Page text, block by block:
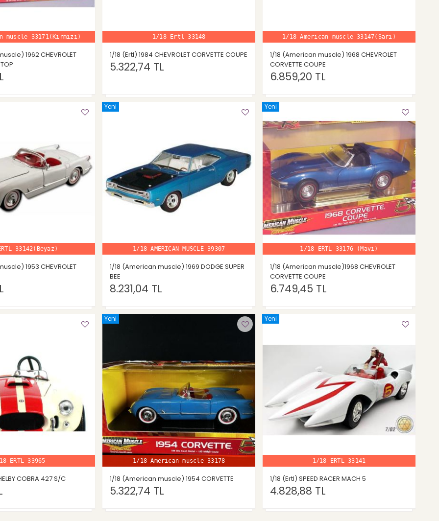
muscle 33171(Kırmızı)
1962 CHEVROLET
1/18 Ertl 33148
1/18 (Ertl) 1984 CHEVROLET CORVETTE COUPE
5.322,74 TL
1/18 American muscle 33147(Sarı)
1/18 (American muscle) 1968 CHEVROLET
CORVETTE COUPE
6.859,20 TL
33142(Beyaz)
1953 CHEVROLET
1/18 AMERICAN MUSCLE 39307
1/18 (American muscle) 1969 DODGE SUPER
BEE
8.231,04 TL
Yeni
1/18 ERTL 33176 (Mavi)
1/18 (American muscle)1968 CHEVROLET
CORVETTE COUPE
6.749,45 TL
Yeni
ERTL 33965
COBRA 427 S/C
1/18 American muscle 33178
1/18 (American muscle) 1954 CORVETTE
5.322,74 TL
Yeni
1/18 ERTL 33141
1/18 (Ertl) SPEED RACER MACH 5
4.828,88 TL
Yeni